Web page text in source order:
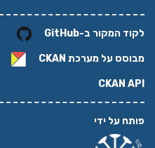
לקוד המקור ב-GitHub
מבוסס על מערכת CKAN
CKAN API
פותח על ידי